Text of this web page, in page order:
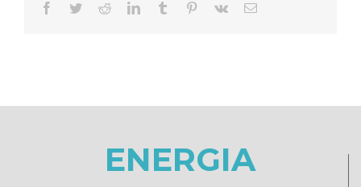
Facebook
TwitterRedditLinkedInTumblr Pinterest
Vk Email
ENERGIA